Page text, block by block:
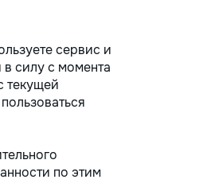
сервис и
силу с момента
текущей
по этим